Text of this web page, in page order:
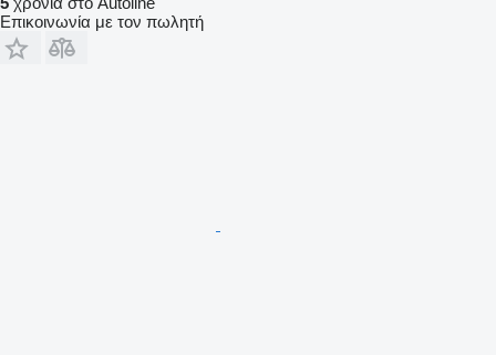
Επικοινωνία με τον πωλητή